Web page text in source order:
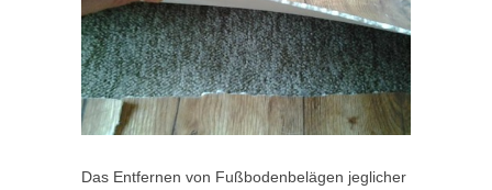
Das Entfernen von Fußbodenbelägen jeglicher